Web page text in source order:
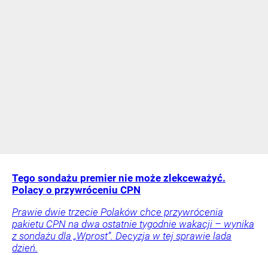
Tego sondażu premier nie może zlekceważyć.
Polacy o przywróceniu CPN
Prawie dwie trzecie Polaków chce przywrócenia
pakietu CPN na dwa ostatnie tygodnie wakacji – wynika
z sondażu dla „Wprost”. Decyzja w tej sprawie lada
dzień.